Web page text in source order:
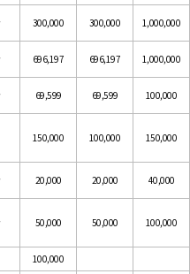
300,000 300,000 1,000,000
696,197 696,197 1,000,000
69,599 69,599 100,000
150,000 100,000 150,000
20,000 20,000 40,000
50,000 50,000 100,000
100,000